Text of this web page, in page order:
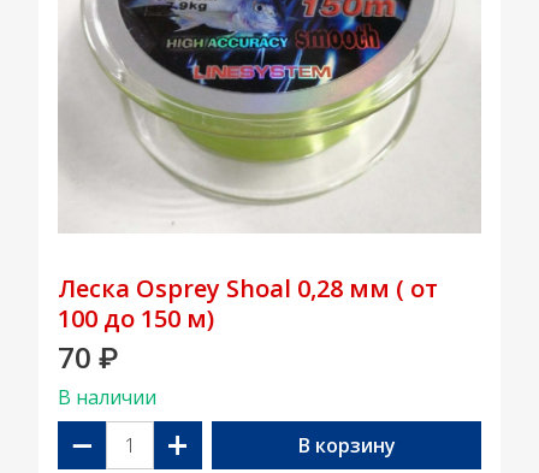
Леска Osprey Shoal 0,28 мм ( от
100 до 150 м)
70 ₽
В наличии
− + В корзину